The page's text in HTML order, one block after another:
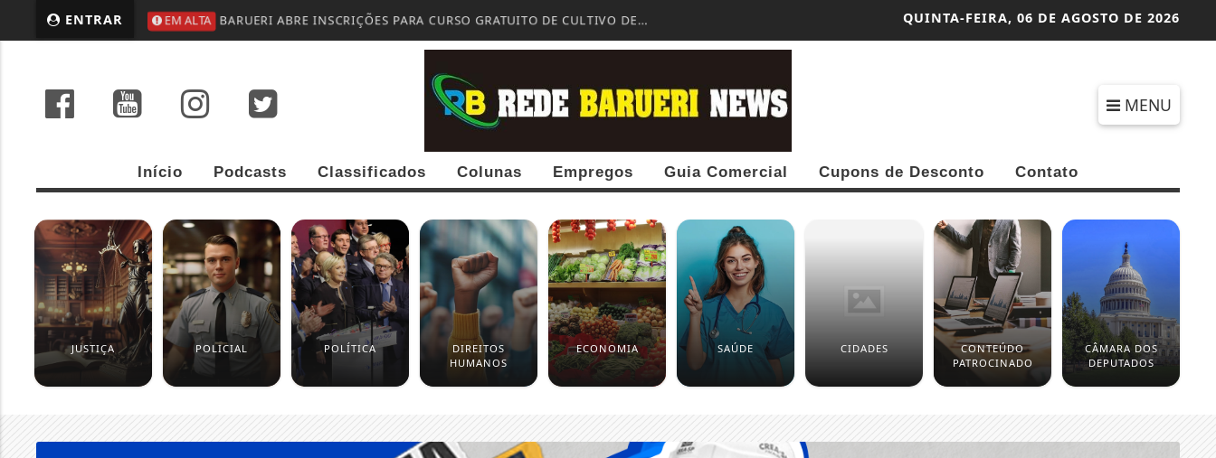
ENTRAR EM ALTA BARUERI ABRE INSCRIÇÕES PARA CURSO GRATUITO DE CULTIVO DE... QUINTA-FEIRA, 06 DE AGOSTO DE 2026
MENU
Início Podcasts Classificados Colunas Empregos Guia Comercial Cupons de Desconto Contato
JUSTIÇA POLICIAL POLÍTICA
DIREITOS
HUMANOS
ECONOMIA SAÚDE CIDADES
CONTEÚDO
PATROCINADO
CÂMARA DOS
DEPUTADOS